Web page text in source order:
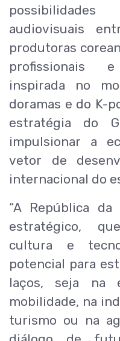
audiovisuais
produtoras
profissionais
inspirada no
doramas e do K-
estratégia do
impulsionar a
vetor de
internacional do
“A República
estratégico,
cultura e
potencial para
laços, seja na
mobilidade, na
turismo ou na